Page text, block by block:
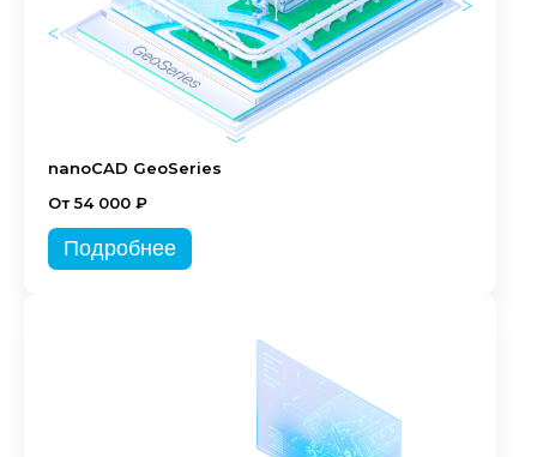
nanoCAD GeoSeries
От 54 000 ₽
Подробнее